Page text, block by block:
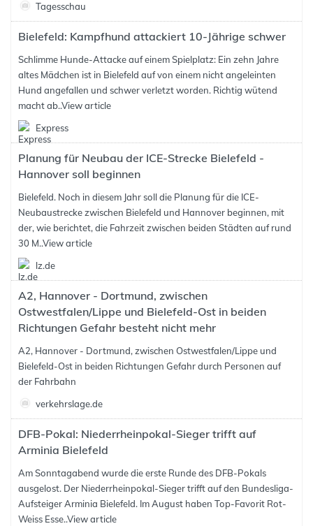
Tagesschau
Bielefeld: Kampfhund attackiert 10-Jährige schwer
Schlimme Hunde-Attacke auf einem Spielplatz: Ein zehn Jahre
altes Mädchen ist in Bielefeld auf von einem nicht angeleinten
Hund angefallen und schwer verletzt worden. Richtig wütend
macht ab..View article
Express
Planung für Neubau der ICE-Strecke Bielefeld -
Hannover soll beginnen
Bielefeld. Noch in diesem Jahr soll die Planung für die ICE-
Neubaustrecke zwischen Bielefeld und Hannover beginnen, mit
der, wie berichtet, die Fahrzeit zwischen beiden Städten auf rund
30 M..View article
lz.de
A2, Hannover - Dortmund, zwischen
Ostwestfalen/Lippe und Bielefeld-Ost in beiden
Richtungen Gefahr besteht nicht mehr
A2, Hannover - Dortmund, zwischen Ostwestfalen/Lippe und
Bielefeld-Ost in beiden Richtungen Gefahr durch Personen auf
der Fahrbahn
verkehrslage.de
DFB-Pokal: Niederrheinpokal-Sieger trifft auf
Arminia Bielefeld
Am Sonntagabend wurde die erste Runde des DFB-Pokals
ausgelost. Der Niederrheinpokal-Sieger trifft auf den Bundesliga-
Aufsteiger Arminia Bielefeld. Im August haben Top-Favorit Rot-
Weiss Esse..View article